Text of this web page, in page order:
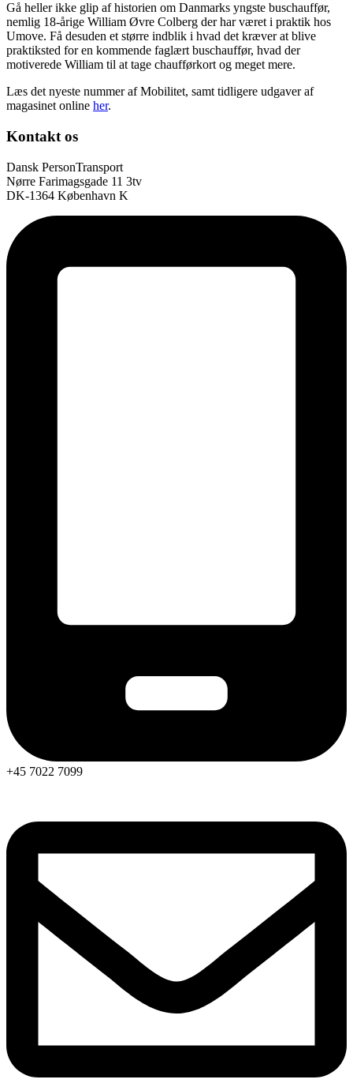
Gå heller ikke glip af historien om Danmarks yngste buschauffør,
nemlig 18-årige William Øvre Colberg der har været i praktik hos
Umove. Få desuden et større indblik i hvad det kræver at blive
praktiksted for en kommende faglært buschauffør, hvad der
motiverede William til at tage chaufførkort og meget mere.
Læs det nyeste nummer af Mobilitet, samt tidligere udgaver af
magasinet online her.
Kontakt os
Dansk PersonTransport
Nørre Farimagsgade 11 3tv
DK-1364 København K
+45 7022 7099